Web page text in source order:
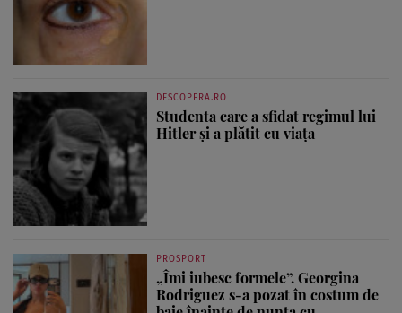
DESCOPERA.RO
Studenta care a sfidat regimul lui
Hitler și a plătit cu viața
PROSPORT
„Îmi iubesc formele”. Georgina
Rodriguez s-a pozat în costum de